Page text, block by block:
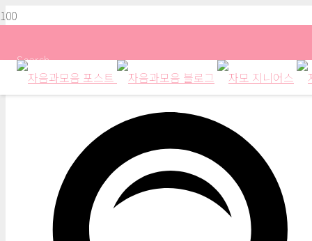
Search
자음과모음 계간지 2021 여름